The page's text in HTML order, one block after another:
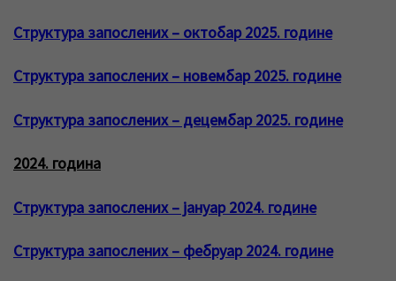
Структура запослених – октобар 2025. године
Структура запослених – новембар 2025. године
Структура запослених – децембар 2025. године
2024. година
Структура запослених – јануар 2024. године
Структура запослених – фебруар 2024. године